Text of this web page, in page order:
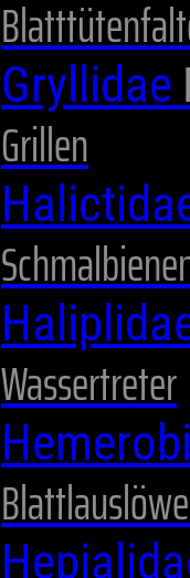
Gryllidae
Grillen
Wassertreter